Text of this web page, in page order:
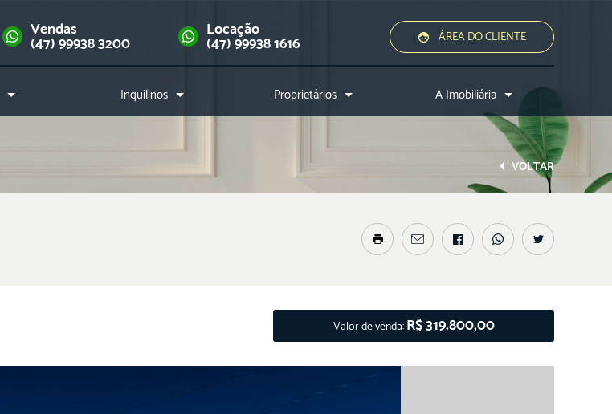
Vendas
(47) 99938 3200
Locação
(47) 99938 1616 ÁREA DO CLIENTE
Inquilinos
Downloads
Proprietários A Imobiliária
Nossos diferenciais
Nossos profissionais
VOLTAR
Valor de venda:R$ 319.800,00